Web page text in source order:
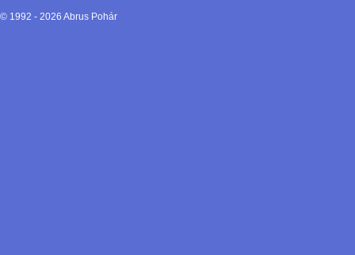
© 1992 - 2026 Abrus Pohár